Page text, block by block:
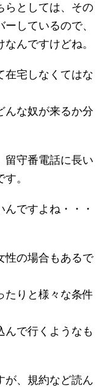
らとしては、その
しているので、
んですけどね。
在宅しなくてはな
んな奴が来るか分
留守番電話に長い
。
ですよね・・・
性の場合もあるで
たりと様々な条件
んで行くようなも
が、規約など読ん